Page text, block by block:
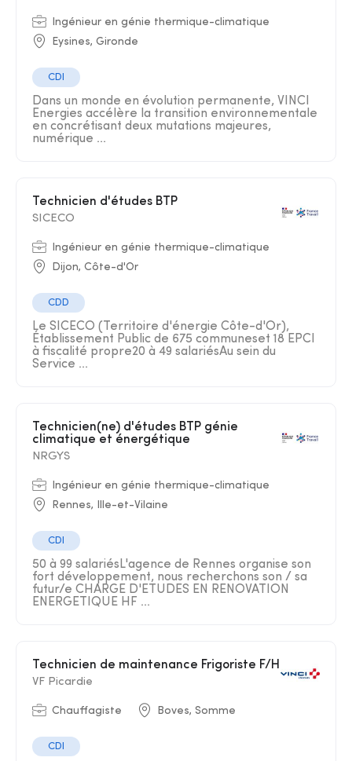
Ingénieur en génie thermique-climatique
Eysines, Gironde
CDI
Dans un monde en évolution permanente, VINCI
Energies accélère la transition environnementale
en concrétisant deux mutations majeures,
numérique ...
Technicien d'études BTP
SICECO
Ingénieur en génie thermique-climatique
Dijon, Côte-d'Or
CDD
Le SICECO (Territoire d'énergie Côte-d'Or),
Établissement Public de 675 communeset 18 EPCI
à fiscalité propre20 à 49 salariésAu sein du
Service ...
climatique et énergétique
NRGYS
Ingénieur en génie thermique-climatique
Rennes, Ille-et-Vilaine
CDI
50 à 99 salariésL'agence de Rennes organise son
fort développement, nous recherchons son / sa
futur/e CHARGE D'ETUDES EN RENOVATION
ENERGETIQUE HF ...
Technicien de maintenance Frigoriste F/H
VF Picardie
Chauffagiste Boves, Somme
CDI